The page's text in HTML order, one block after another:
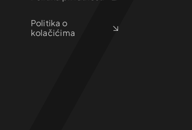
Politika o
kolačićima